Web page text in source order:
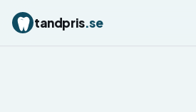
tandpris.se